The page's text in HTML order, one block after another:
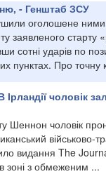
- Генштаб ЗСУ
оголошене
заявленого старту
сотні ударів по
пунктах. Про точну
чоловік
Шеннон чоловік
військово-
видання The
зоні з обмеженим ...